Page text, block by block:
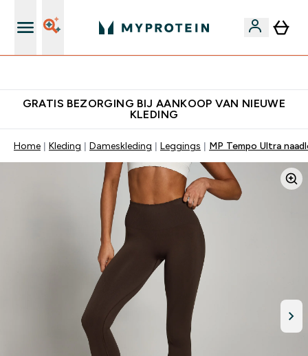
GRATIS BEZORGING BIJ AANKOOP VAN NIEUWE
KLEDING
Home Kleding Dameskleding Leggings MP Tempo Ultra